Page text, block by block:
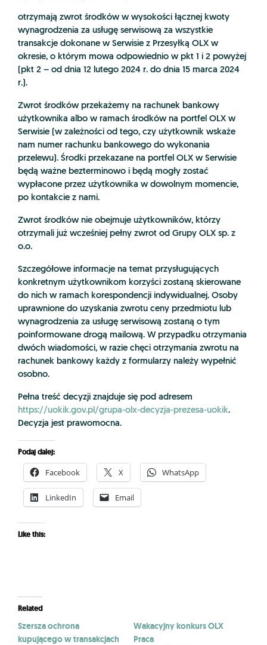
otrzymają zwrot środków w wysokości łącznej kwoty
wynagrodzenia za usługę serwisową za wszystkie
transakcje dokonane w Serwisie z Przesyłką OLX w
okresie, o którym mowa odpowiednio w pkt 1 i 2 powyżej
(pkt 2 – od dnia 12 lutego 2024 r. do dnia 15 marca 2024
r.).
Zwrot środków przekażemy na rachunek bankowy
użytkownika albo w ramach środków na portfel OLX w
Serwisie (w zależności od tego, czy użytkownik wskaże
nam numer rachunku bankowego do wykonania
przelewu). Środki przekazane na portfel OLX w Serwisie
będą ważne bezterminowo i będą mogły zostać
wypłacone przez użytkownika w dowolnym momencie,
po kontakcie z nami.
Zwrot środków nie obejmuje użytkowników, którzy
otrzymali już wcześniej pełny zwrot od Grupy OLX sp. z
o.o.
Szczegółowe informacje na temat przysługujących
konkretnym użytkownikom korzyści zostaną skierowane
do nich w ramach korespondencji indywidualnej. Osoby
uprawnione do uzyskania zwrotu ceny przedmiotu lub
wynagrodzenia za usługę serwisową zostaną o tym
poinformowane drogą mailową. W przypadku otrzymania
dwóch wiadomości, w razie chęci otrzymania zwrotu na
rachunek bankowy każdy z formularzy należy wypełnić
osobno.
Pełna treść decyzji znajduje się pod adresem
https://uokik.gov.pl/grupa-olx-decyzja-prezesa-uokik.
Decyzja jest prawomocna.
Podaj dalej:
Facebook X WhatsApp
LinkedIn Email
Like this:
Related
Szersza ochrona
kupującego w transakcjach
Wakacyjny konkurs OLX
Praca